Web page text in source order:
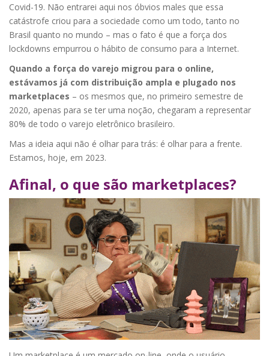
Covid-19. Não entrarei aqui nos óbvios males que essa
catástrofe criou para a sociedade como um todo, tanto no
Brasil quanto no mundo – mas o fato é que a força dos
lockdowns empurrou o hábito de consumo para a Internet.
Quando a força do varejo migrou para o online,
estávamos já com distribuição ampla e plugado nos
marketplaces – os mesmos que, no primeiro semestre de
2020, apenas para se ter uma noção, chegaram a representar
80% de todo o varejo eletrônico brasileiro.
Mas a ideia aqui não é olhar para trás: é olhar para a frente.
Estamos, hoje, em 2023.
Afinal, o que são marketplaces?